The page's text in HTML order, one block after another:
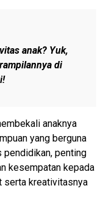
anak? Yuk,
di
anaknya
yang berguna
pendidikan, penting
kesempatan kepada
serta kreativitasnya